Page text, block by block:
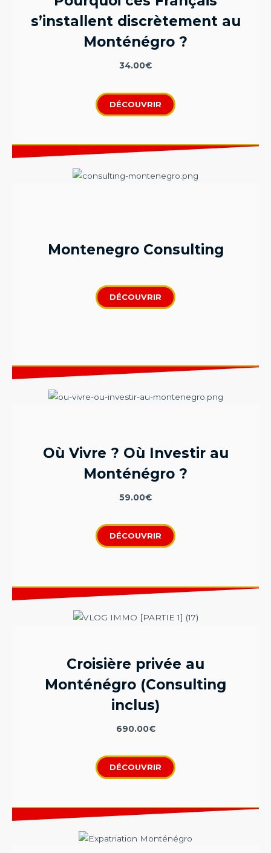
s’installent discrètement au
Monténégro ?
34.00€
DÉCOUVRIR
Montenegro Consulting
DÉCOUVRIR
Où Vivre ? Où Investir au
Monténégro ?
59.00€
DÉCOUVRIR
Croisière privée au
Monténégro (Consulting
inclus)
690.00€
DÉCOUVRIR